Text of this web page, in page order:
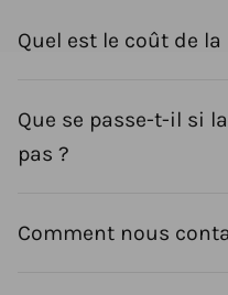
Quel est le coût de
Que se passe-t-il si
pas ?
Comment nous